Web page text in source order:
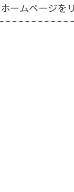
ホームページを